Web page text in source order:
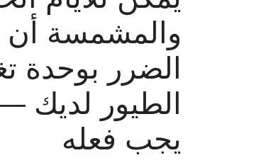
والمشمسة أن
الضرر بوحدة
الطيور لديك
يجب فعله